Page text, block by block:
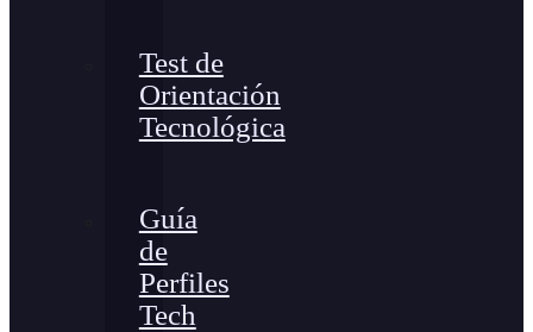
Test de
Orientación
Tecnológica
Guía
de
Perfiles
Tech